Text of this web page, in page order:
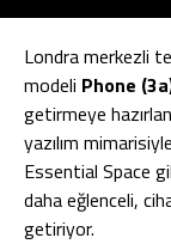
Londra merkezli
modeli Phone
getirmeye
yazılım
Essential Space
daha eğlenceli,
getiriyor.